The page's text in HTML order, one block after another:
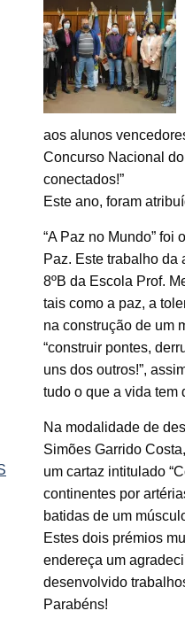
aos alunos
Concurso Nacional
conectados!”
Este ano, foram
“A Paz no Mundo” foi
Paz. Este trabalho
8ºB da Escola Prof.
tais como a paz, a
na construção de um
“construir pontes,
uns dos outros!”,
tudo o que a vida tem
Na modalidade de
Simões Garrido
um cartaz intitulado
continentes por
batidas de um
Estes dois prémios
endereça um
desenvolvido
Parabéns!